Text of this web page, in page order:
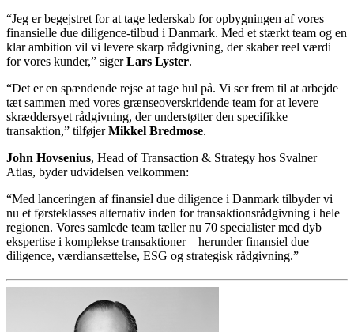
“Jeg er begejstret for at tage lederskab for opbygningen af vores
finansielle due diligence-tilbud i Danmark. Med et stærkt team og en
klar ambition vil vi levere skarp rådgivning, der skaber reel værdi
for vores kunder,” sigerLars Lyster.
“Det er en spændende rejse at tage hul på. Vi ser frem til at arbejde
tæt sammen med vores grænseoverskridende team for at levere
skræddersyet rådgivning, der understøtter den specifikke
transaktion,” tilføjerMikkel Bredmose.
John Hovsenius, Head of Transaction & Strategy hos Svalner
Atlas, byder udvidelsen velkommen:
“Med lanceringen af finansiel due diligence i Danmark tilbyder vi
nu et førsteklasses alternativ inden for transaktionsrådgivning i hele
regionen. Vores samlede team tæller nu 70 specialister med dyb
ekspertise i komplekse transaktioner – herunder finansiel due
diligence, værdiansættelse, ESG og strategisk rådgivning.”